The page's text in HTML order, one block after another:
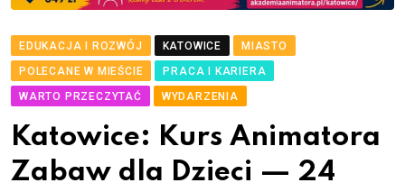
EDUKACJA I ROZWÓJ KATOWICE
MIASTO
POLECANE W MIEŚCIE
PRACA I KARIERA
WARTO PRZECZYTAĆ
WYDARZENIA
Katowice: Kurs Animatora
Zabaw dla Dzieci — 24